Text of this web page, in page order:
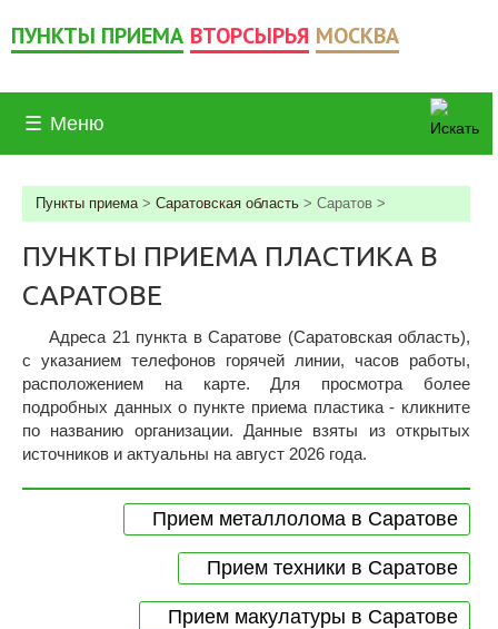
ПУНКТЫ ПРИЕМА ВТОРСЫРЬЯ МОСКВА
☰ Меню
Пункты приема> Саратовская область > Саратов >
ПУНКТЫ ПРИЕМА ПЛАСТИКА В
САРАТОВЕ
Адреса 21 пункта в Саратове (Саратовская область),
c указанием телефонов горячей линии, часов работы,
расположением на карте. Для просмотра более
подробных данных о пункте приема пластика - кликните
по названию организации. Данные взяты из открытых
источников и актуальны на август 2026 года.
Прием металлолома в Саратове
Прием техники в Саратове
Прием макулатуры в Саратове